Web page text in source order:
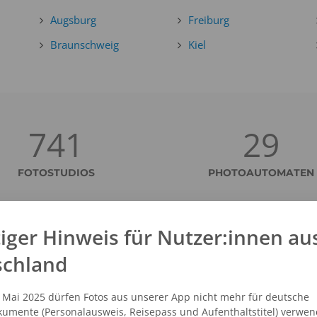
Augsburg
Braunschweig
Freiburg
Kiel
741
FOTOSTUDIOS
29
PHOTOAUTOMATEN
PASSBILDER
ein Lichtbildausweis erstellt werden soll. Hierbei kann es
Hinweis für Nutzer:innen
Mai 2025 dürfen Fotos aus unserer App nicht mehr für deutsche
(Personalausweis, Reisepass und Aufenthaltstitel)